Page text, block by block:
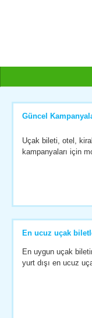
Güncel
Uçak bileti, otel,
kampanyaları için
En ucuz uçak
En uygun uçak
yurt dışı en ucuz